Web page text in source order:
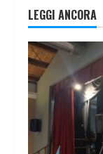
LEGGI ANCORA